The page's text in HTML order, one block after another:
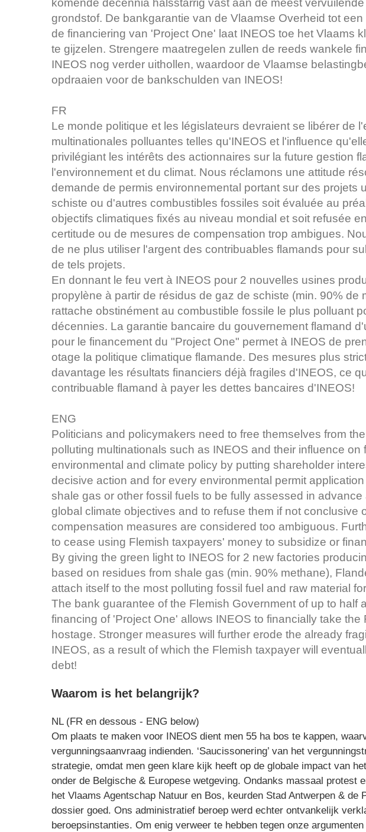
komende decennia halsstarrig vast aan de meest
grondstof. De bankgarantie van de Vlaamse Overheid tot
de financiering van 'Project One' laat INEOS toe het Vlaams
te gijzelen. Strengere maatregelen zullen de reeds wankele
INEOS nog verder uithollen, waardoor de Vlaamse
opdraaien voor de bankschulden van INEOS!
FR
Le monde politique et les législateurs devraient se libérer de
multinationales polluantes telles qu'INEOS et l'influence
privilégiant les intérêts des actionnaires sur la future gestion
l'environnement et du climat. Nous réclamons une attitude
demande de permis environnemental portant sur des projets
schiste ou d'autres combustibles fossiles soit évaluée au
objectifs climatiques fixés au niveau mondial et soit refusée
certitude ou de mesures de compensation trop ambigues.
de ne plus utiliser l'argent des contribuables flamands pour
de tels projets.
En donnant le feu vert à INEOS pour 2 nouvelles usines
propylène à partir de résidus de gaz de schiste (min. 90% de
rattache obstinément au combustible fossile le plus polluant
décennies. La garantie bancaire du gouvernement flamand
pour le financement du "Project One" permet à INEOS de
otage la politique climatique flamande. Des mesures plus
davantage les résultats financiers déjà fragiles d'INEOS, ce
contribuable flamand à payer les dettes bancaires d'INEOS!
ENG
Politicians and policymakers need to free themselves from
polluting multinationals such as INEOS and their influence on
environmental and climate policy by putting shareholder
decisive action and for every environmental permit
shale gas or other fossil fuels to be fully assessed in advance
global climate objectives and to refuse them if not conclusive
compensation measures are considered too ambiguous.
to cease using Flemish taxpayers' money to subsidize or
By giving the green light to INEOS for 2 new factories
based on residues from shale gas (min. 90% methane),
attach itself to the most polluting fossil fuel and raw material
The bank guarantee of the Flemish Government of up to half
financing of 'Project One' allows INEOS to financially take the
hostage. Stronger measures will further erode the already
INEOS, as a result of which the Flemish taxpayer will
debt!
Waarom is het belangrijk?
NL (FR en dessous - ENG below)
Om plaats te maken voor INEOS dient men 55 ha bos te kappen,
vergunningsaanvraag indienden. ‘Saucissonering’ van het
strategie, omdat men geen klare kijk heeft op de globale impact van
onder de Belgische & Europese wetgeving. Ondanks massaal protest
het Vlaams Agentschap Natuur en Bos, keurden Stad Antwerpen & de
dossier goed. Ons administratief beroep werd echter ontvankelijk
beroepsinstanties. Om enig verweer te hebben tegen onze